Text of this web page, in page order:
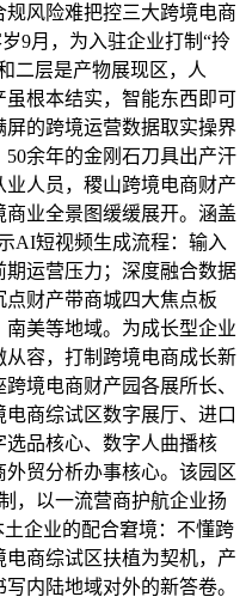
风险难把控三大跨境电商
9月，为入驻企业打制“拎
二层是产物展现区，人
根本结实，智能东西即可
的跨境运营数据取实操界
余年的金刚石刀具出产汗
人员，稷山跨境电商财产
业全景图缓缓展开。涵盖
AI短视频生成流程：输入
运营压力；深度融合数据
财产带商城四大焦点板
美等地域。为成长型企业
容，打制跨境电商成长新
境电商财产园各展所长、
商综试区数字展厅、进口
品核心、数字人曲播核
贸分析办事核心。该园区
，以一流营商护航企业扬
企业的配合窘境：不懂跨
商综试区扶植为契机，产
内陆地域对外的新答卷。